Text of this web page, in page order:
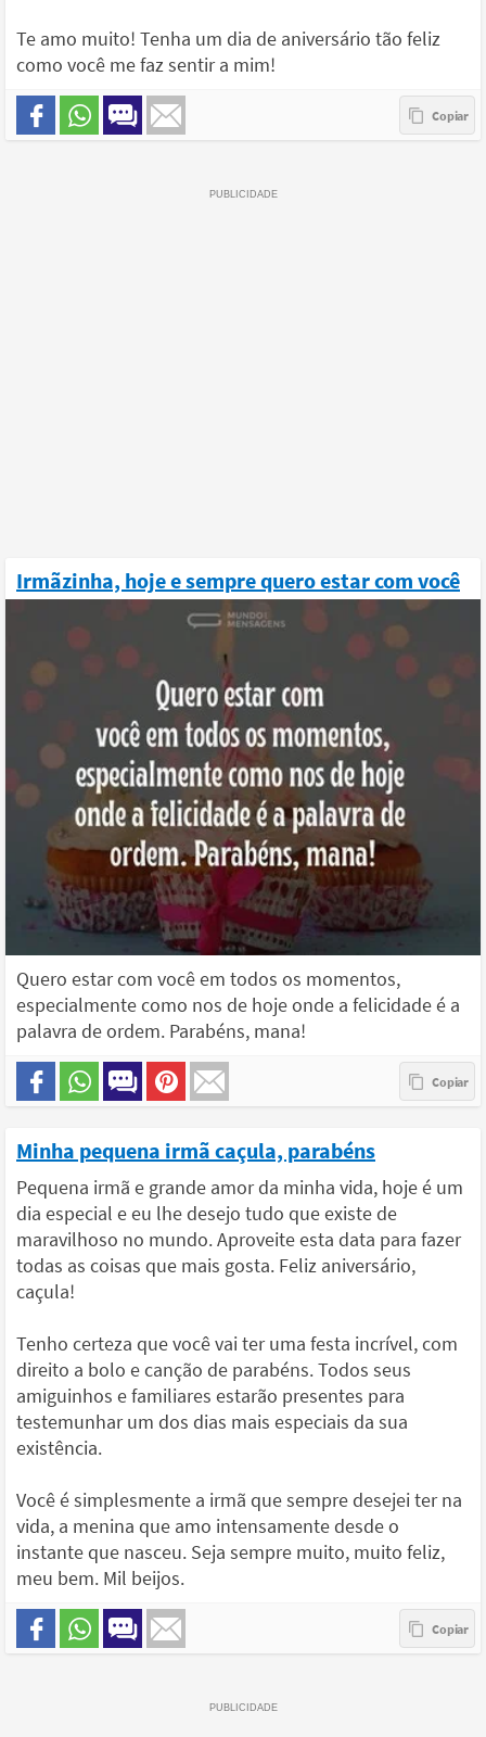
Te amo muito! Tenha um dia de aniversário tão feliz
como você me faz sentir a mim!
Irmãzinha, hoje e sempre quero estar com você
Quero estar com você em todos os momentos,
especialmente como nos de hoje onde a felicidade é a
palavra de ordem. Parabéns, mana!
Minha pequena irmã caçula, parabéns
Pequena irmã e grande amor da minha vida, hoje é um
dia especial e eu lhe desejo tudo que existe de
maravilhoso no mundo. Aproveite esta data para fazer
todas as coisas que mais gosta. Feliz aniversário,
caçula!
Tenho certeza que você vai ter uma festa incrível, com
direito a bolo e canção de parabéns. Todos seus
amiguinhos e familiares estarão presentes para
testemunhar um dos dias mais especiais da sua
existência.
Você é simplesmente a irmã que sempre desejei ter na
vida, a menina que amo intensamente desde o
instante que nasceu. Seja sempre muito, muito feliz,
meu bem. Mil beijos.